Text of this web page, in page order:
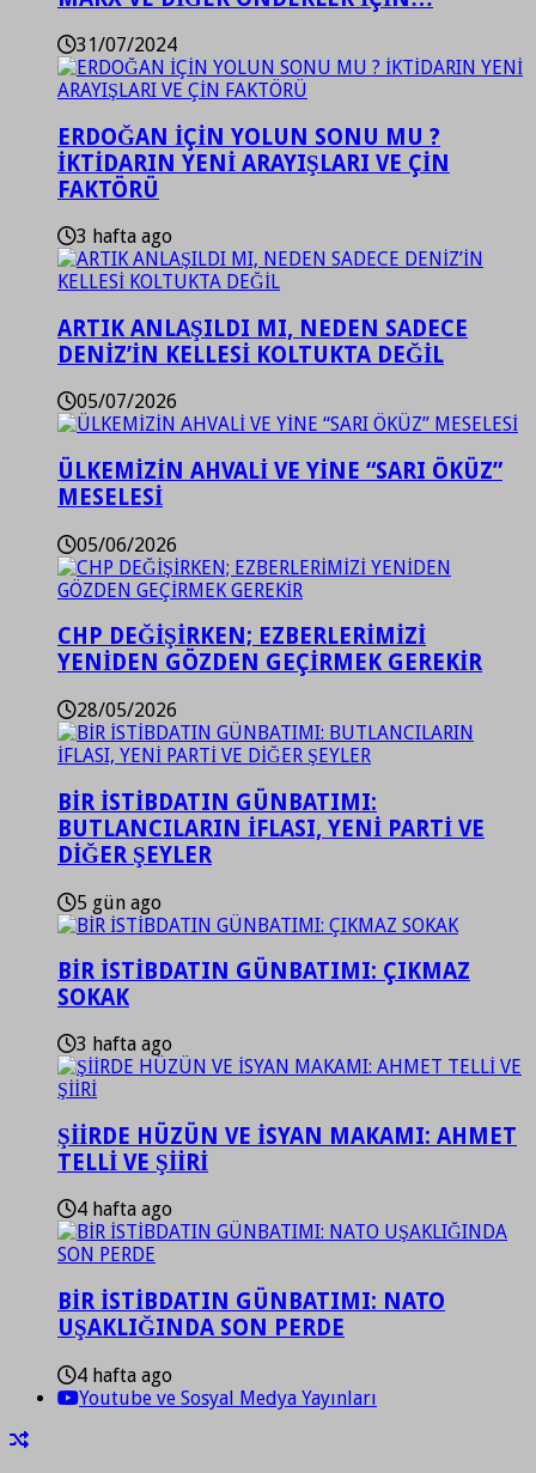
31/07/2024
ERDOĞAN İÇİN YOLUN SONU MU ?
İKTİDARIN YENİ ARAYIŞLARI VE ÇİN
FAKTÖRÜ
3 hafta ago
ARTIK ANLAŞILDI MI, NEDEN SADECE
DENİZ’İN KELLESİ KOLTUKTA DEĞİL
05/07/2026
ÜLKEMİZİN AHVALİ VE YİNE “SARI ÖKÜZ”
MESELESİ
05/06/2026
CHP DEĞİŞİRKEN; EZBERLERİMİZİ
YENİDEN GÖZDEN GEÇİRMEK GEREKİR
28/05/2026
BİR İSTİBDATIN GÜNBATIMI:
BUTLANCILARIN İFLASI, YENİ PARTİ VE
DİĞER ŞEYLER
5 gün ago
BİR İSTİBDATIN GÜNBATIMI: ÇIKMAZ
SOKAK
3 hafta ago
ŞİİRDE HÜZÜN VE İSYAN MAKAMI: AHMET
TELLİ VE ŞİİRİ
4 hafta ago
BİR İSTİBDATIN GÜNBATIMI: NATO
UŞAKLIĞINDA SON PERDE
4 hafta ago
Youtube ve Sosyal Medya Yayınları